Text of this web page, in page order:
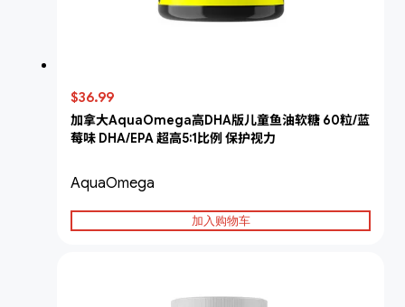
$36.99
加拿大AquaOmega高DHA版儿童鱼油软糖 60粒/蓝
莓味 DHA/EPA 超高5:1比例 保护视力
AquaOmega
加入购物车